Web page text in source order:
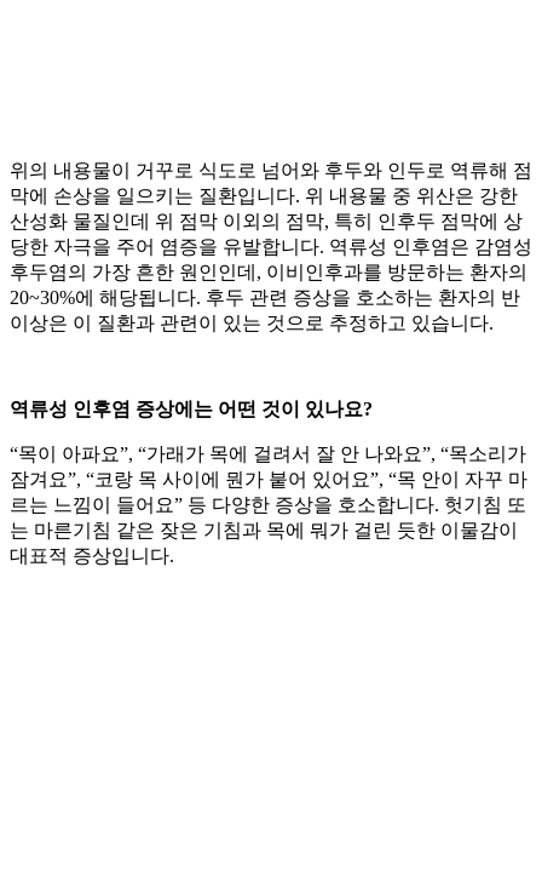
위의 내용물이 거꾸로 식도로 넘어와 후두와 인두로 역류해 점
막에 손상을 일으키는 질환입니다. 위 내용물 중 위산은 강한
산성화 물질인데 위 점막 이외의 점막, 특히 인후두 점막에 상
당한 자극을 주어 염증을 유발합니다. 역류성 인후염은 감염성
후두염의 가장 흔한 원인인데, 이비인후과를 방문하는 환자의
20~30%에 해당됩니다. 후두 관련 증상을 호소하는 환자의 반
이상은 이 질환과 관련이 있는 것으로 추정하고 있습니다.
역류성 인후염 증상에는 어떤 것이 있나요?
“목이 아파요”, “가래가 목에 걸려서 잘 안 나와요”, “목소리가
잠겨요”, “코랑 목 사이에 뭔가 붙어 있어요”, “목 안이 자꾸 마
르는 느낌이 들어요” 등 다양한 증상을 호소합니다. 헛기침 또
는 마른기침 같은 잦은 기침과 목에 뭐가 걸린 듯한 이물감이
대표적 증상입니다.